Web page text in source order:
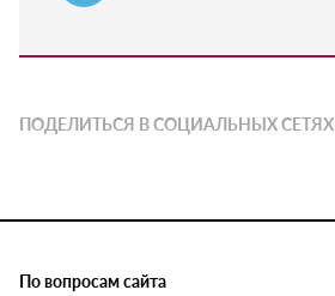
ПОДЕЛИТЬСЯ В СОЦИАЛЬНЫХ СЕТЯХ
По вопросам сайта